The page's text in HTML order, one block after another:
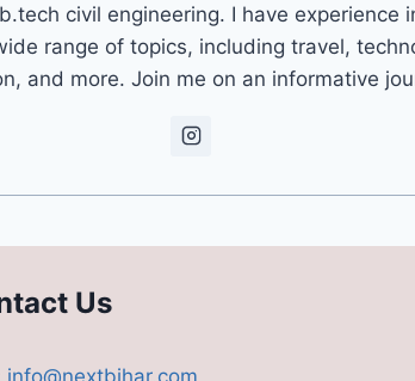
civil engineering. I have experience
range of topics, including travel,
and more. Join me on an informative
Us